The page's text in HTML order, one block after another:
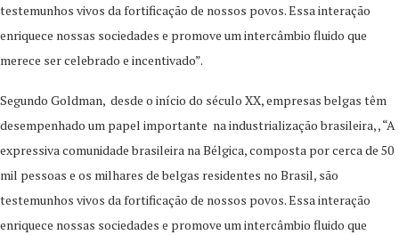
testemunhos vivos da fortificação de nossos povos. Essa interação
enriquece nossas sociedades e promove um intercâmbio fluido que
merece ser celebrado e incentivado”.
Segundo Goldman, desde o início do século XX, empresas belgas têm
desempenhado um papel importante na industrialização brasileira, , “A
expressiva comunidade brasileira na Bélgica, composta por cerca de 50
mil pessoas e os milhares de belgas residentes no Brasil, são
testemunhos vivos da fortificação de nossos povos. Essa interação
enriquece nossas sociedades e promove um intercâmbio fluido que